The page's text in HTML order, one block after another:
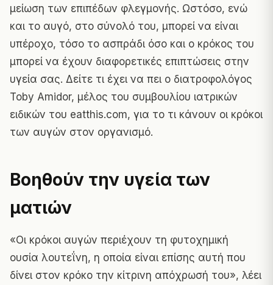
μείωση των επιπέδων φλεγμονής. Ωστόσο, ενώ
και το αυγό, στο σύνολό του, μπορεί να είναι
υπέροχο, τόσο το ασπράδι όσο και ο κρόκος του
μπορεί να έχουν διαφορετικές επιπτώσεις στην
υγεία σας. Δείτε τι έχει να πει ο διατροφολόγος
Toby Amidor, μέλος του συμβουλίου ιατρικών
ειδικών του eatthis.com, για το τι κάνουν οι κρόκοι
των αυγών στον οργανισμό.
Βοηθούν την υγεία των
ματιών
«Οι κρόκοι αυγών περιέχουν τη φυτοχημική
ουσία λουτεΐνη, η οποία είναι επίσης αυτή που
δίνει στον κρόκο την κίτρινη απόχρωσή του», λέει